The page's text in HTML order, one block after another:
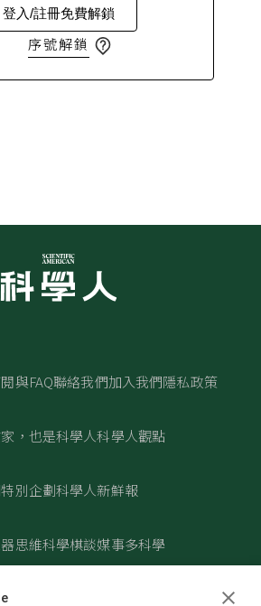
登入/註冊免費解鎖
序號解鎖
與FAQ聯絡我們加入我們隱私政策
，也是科學人科學人觀點
特別企劃科學人新鮮報
思維科學棋談媒事多科學
學